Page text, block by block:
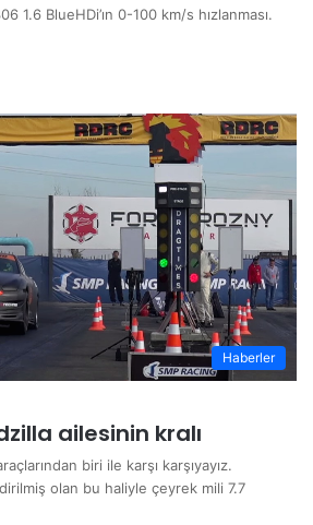
1.6 BlueHDi’ın 0-100 km/s hızlanması.
Haberler
ailesinin kralı
biri ile karşı karşıyayız.
olan bu haliyle çeyrek mili 7.7